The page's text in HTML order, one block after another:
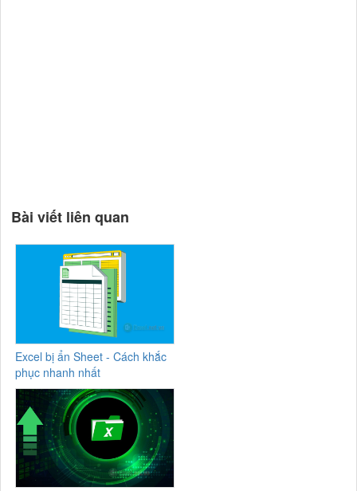
Bài viết liên quan
Excel bị ẩn Sheet - Cách khắc
phục nhanh nhất